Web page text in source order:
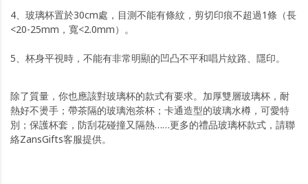
4、玻璃杯置於30cm處，目測不能有條紋，剪切印痕不超過1條（長
<20-25mm，寬<2.0mm）。
5、杯身平視時，不能有非常明顯的凹凸不平和唱片紋路、隱印。
除了質量，你也應該對玻璃杯的款式有要求。加厚雙層玻璃杯，耐
熱好不燙手；帶茶隔的玻璃泡茶杯；卡通造型的玻璃水樽，可愛特
別；保護杯套，防刮花碰撞又隔熱……更多的禮品玻璃杯款式，請聯
絡ZansGifts客服提供。